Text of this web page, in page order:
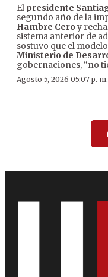
El presidente
segundo año de la
Hambre Cero y
sistema anterior de
sostuvo que el
Ministerio de
gobernaciones, “no
Agosto 5, 2026 05:07 p. m.